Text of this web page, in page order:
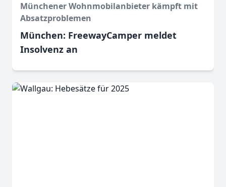
Münchener Wohnmobilanbieter kämpft mit
Absatzproblemen
München: FreewayCamper meldet
Insolvenz an